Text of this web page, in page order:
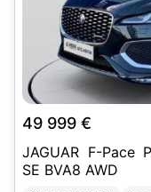
49 999 €
JAGUAR F-Pace
SE BVA8 AWD